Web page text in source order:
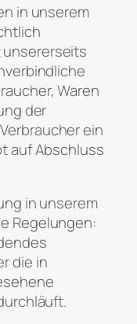
in unserem
Waren
der
ein
auf Abschluss
in unserem
Regelungen:
die in